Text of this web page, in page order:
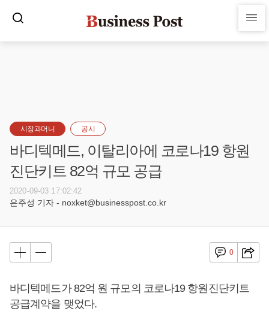
시장과머니 공시
바디텍메드, 이탈리아에 코로나19 항원
진단키트 82억 규모 공급
2020-09-03 17:02:42
은주성 기자 - noxket@businesspost.co.kr
0
바디텍메드가 82억 원 규모의 코로나19 항원진단키트
공급계약을 맺었다.